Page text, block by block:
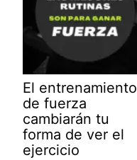
El entrenamiento
de fuerza
cambiarán tu
forma de ver el
ejercicio